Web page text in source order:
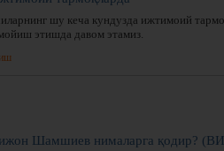
шу кеча кундузда ижтимоий
этишда давом этамиз.
Шамшиев нималарга қодир?